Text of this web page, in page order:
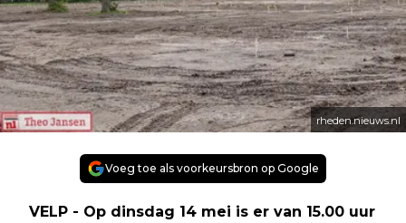
rheden.nieuws.nl
Voeg toe als voorkeursbron op Google
VELP - Op dinsdag 14 mei is er van 15.00 uur